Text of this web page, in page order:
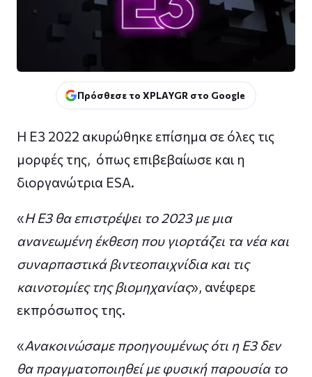
Πρόσθεσε το XPLAYGR στο Google
Η E3 2022 ακυρώθηκε επίσημα σε όλες τις
μορφές της, όπως επιβεβαίωσε και η
διοργανώτρια ESA.
«Η E3 θα επιστρέψει το 2023 με μια
ανανεωμένη έκθεση που γιορτάζει τα νέα και
συναρπαστικά βιντεοπαιχνίδια και τις
καινοτομίες της βιομηχανίας», ανέφερε
εκπρόσωπος της.
«Ανακοινώσαμε προηγουμένως ότι η E3 δεν
θα πραγματοποιηθεί με φυσική παρουσία το